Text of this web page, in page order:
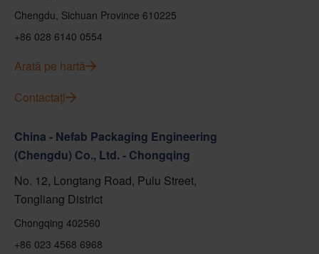
Chengdu, Sichuan Province 610225
+86 028 6140 0554
Arată pe hartă
Contactați
China - Nefab Packaging Engineering
(Chengdu) Co., Ltd. - Chongqing
No. 12, Longtang Road, Pulu Street,
Tongliang District
Chongqing 402560
+86 023 4568 6968